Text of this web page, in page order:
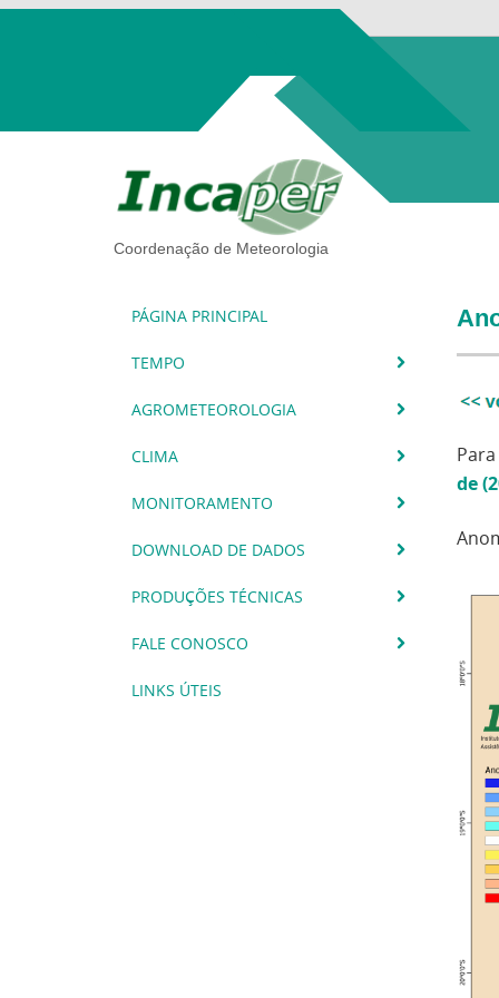
Coordenação de Meteorologia
PÁGINA PRINCIPAL
TEMPO
AGROMETEOROLOGIA
CLIMA
MONITORAMENTO
DOWNLOAD DE DADOS
PRODUÇÕES TÉCNICAS
FALE CONOSCO
LINKS ÚTEIS
de